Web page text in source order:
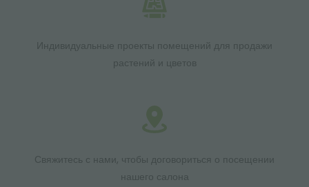
Индивидуальные проекты помещений для продажи
растений и цветов
Свяжитесь с нами, чтобы договориться о посещении
нашего салона